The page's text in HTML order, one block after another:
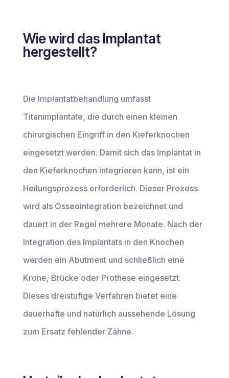
Wie wird das Implantat
hergestellt?
Die Implantatbehandlung umfasst
Titanimplantate, die durch einen kleinen
chirurgischen Eingriff in den Kieferknochen
eingesetzt werden. Damit sich das Implantat in
den Kieferknochen integrieren kann, ist ein
Heilungsprozess erforderlich. Dieser Prozess
wird als Osseointegration bezeichnet und
dauert in der Regel mehrere Monate. Nach der
Integration des Implantats in den Knochen
werden ein Abutment und schließlich eine
Krone, Brücke oder Prothese eingesetzt.
Dieses dreistufige Verfahren bietet eine
dauerhafte und natürlich aussehende Lösung
zum Ersatz fehlender Zähne.